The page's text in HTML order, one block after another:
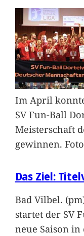
Im April
SV Fun-Ball
Meisterschaft
gewinnen.
Das Ziel:
Bad Vilbel.
startet der SV
neue Saison